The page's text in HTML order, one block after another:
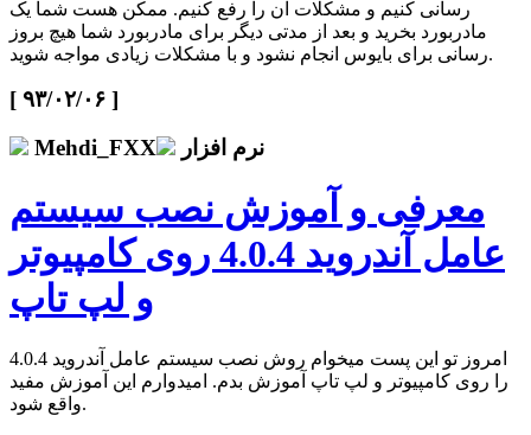
رسانی کنیم و مشکلات آن را رفع کنیم. ممکن هست شما یک
مادربورد بخرید و بعد از مدتی دیگر برای مادربورد شما هیچ بروز
رسانی برای بایوس انجام نشود و با مشکلات زیادی مواجه شوید.
[ ۹۳/۰۲/۰۶ ]
Mehdi_FXX
نرم افزار
معرفی و آموزش نصب سیستم
عامل آندروید 4.0.4 روی کامپیوتر
و لپ تاپ
امروز تو این پست میخوام روش نصب سیستم عامل آندروید 4.0.4
را روی کامپیوتر و لپ تاپ آموزش بدم. امیدوارم این آموزش مفید
واقع شود.